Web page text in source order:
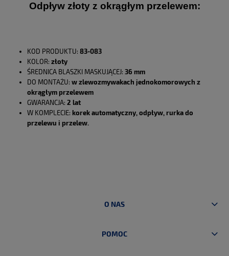
Odpływ złoty z okrągłym przelewem:
KOD PRODUKTU: 83-083
KOLOR: złoty
ŚREDNICA BLASZKI MASKUJĄCEJ: 36 mm
DO MONTAŻU: w zlewozmywakach jednokomorowych z
okrągłym przelewem
GWARANCJA: 2 lat
W KOMPLECIE: korek automatyczny, odpływ, rurka do
przelewu i przelew.
O NAS
POMOC